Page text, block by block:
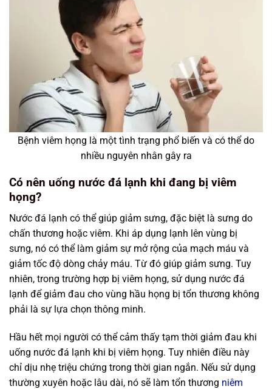
Bệnh viêm họng là một tình trạng phổ biến và có thể do
nhiều nguyên nhân gây ra
Có nên uống nước đá lạnh khi đang bị viêm
họng?
Nước đá lạnh có thể giúp giảm sưng, đặc biệt là sưng do
chấn thương hoặc viêm. Khi áp dụng lạnh lên vùng bị
sưng, nó có thể làm giảm sự mở rộng của mạch máu và
giảm tốc độ dòng chảy máu. Từ đó giúp giảm sưng. Tuy
nhiên, trong trường hợp bị viêm họng, sử dụng nước đá
lạnh để giảm đau cho vùng hầu họng bị tổn thương không
phải là sự lựa chọn thông minh.
Hầu hết mọi người có thể cảm thấy tạm thời giảm đau khi
uống nước đá lạnh khi bị viêm họng. Tuy nhiên điều này
chỉ dịu nhẹ triệu chứng trong thời gian ngắn. Nếu sử dụng
thường xuyên hoặc lâu dài, nó sẽ làm tổn thương niêm